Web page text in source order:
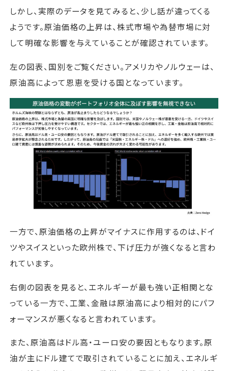
しかし、実際のデータを見てみると、少し話が違ってくる
ようです。原油価格の上昇は、株式市場や為替市場に対
して明確な影響を与えていることが確認されています。
左の図表、国別をご覧ください。アメリカやノルウェーは、
原油高によって恩恵を受ける国となっています。
一方で、原油価格の上昇がマイナスに作用するのは、ドイ
ツやスイスといった欧州株で、下げ圧力が強くなると言わ
れています。
右側の図表を見ると、エネルギーが最も強い正相関とな
っている一方で、工業、金融は原油高により相対的にパフ
ォーマンスが悪くなると言われています。
また、原油高はドル高・ユーロ安の要因ともなります。原
油が主にドル建てで取引されていることに加え、エネルギ